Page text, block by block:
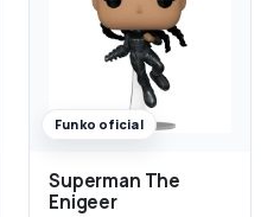
Funko oficial
Superman The
Enigeer